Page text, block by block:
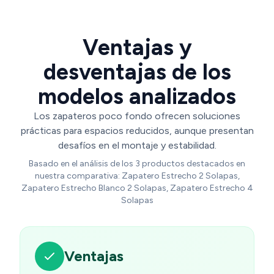
Ventajas y
desventajas de los
modelos analizados
Los zapateros poco fondo ofrecen soluciones
prácticas para espacios reducidos, aunque presentan
desafíos en el montaje y estabilidad.
Basado en el análisis de los 3 productos destacados en
nuestra comparativa: Zapatero Estrecho 2 Solapas,
Zapatero Estrecho Blanco 2 Solapas, Zapatero Estrecho 4
Solapas
Ventajas